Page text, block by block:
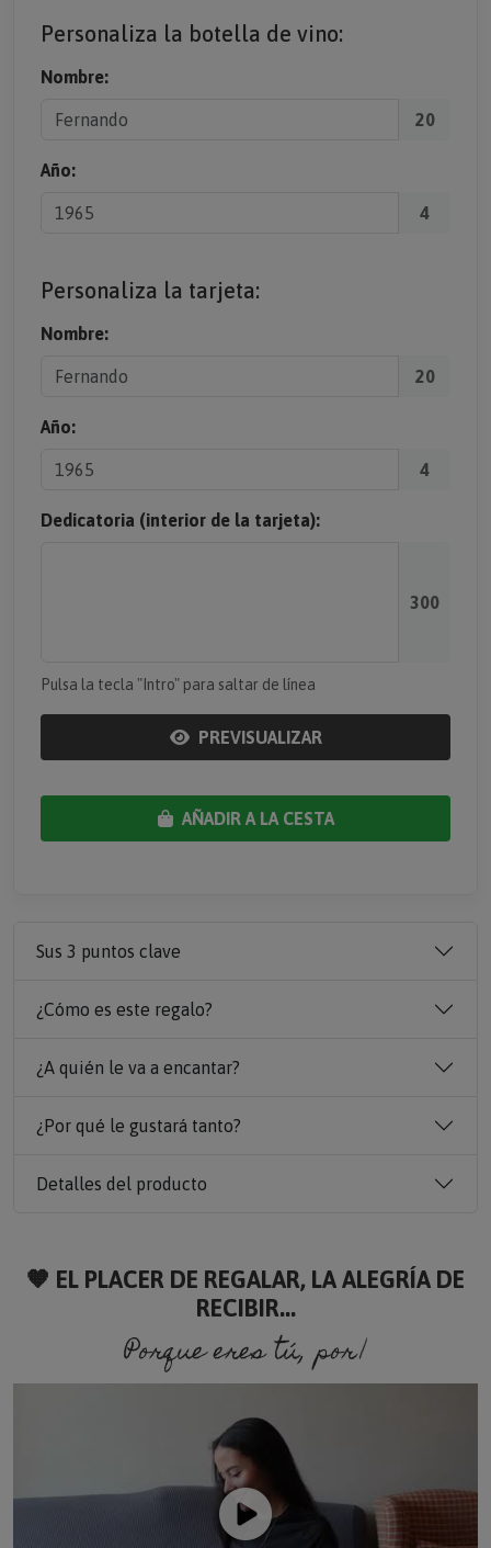
Personaliza la botella de vino:
Nombre:
20
Año:
4
Personaliza la tarjeta:
Nombre:
20
Año:
4
Dedicatoria (interior de la tarjeta):
300
Pulsa la tecla "Intro" para saltar de línea
PREVISUALIZAR
AÑADIR A LA CESTA
Sus 3 puntos clave
¿Cómo es este regalo?
¿A quién le va a encantar?
¿Por qué le gustará tanto?
Detalles del producto
🧡 EL PLACER DE REGALAR, LA ALEGRÍA DE
RECIBIR...
Porque eres tú, porque so